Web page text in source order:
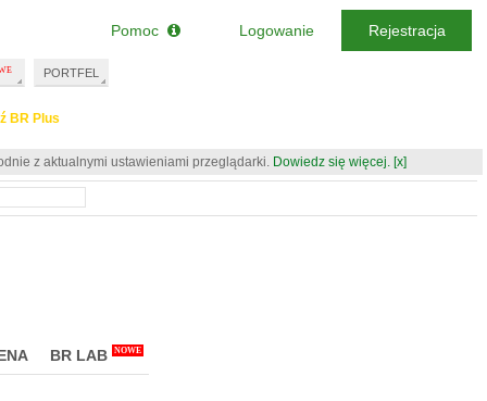
BR Plus
z aktualnymi ustawieniami przeglądarki. Dowiedz się więcej. [x]
BR LAB NOWE
PORTFEL
Pomoc Logowanie Rejestracja